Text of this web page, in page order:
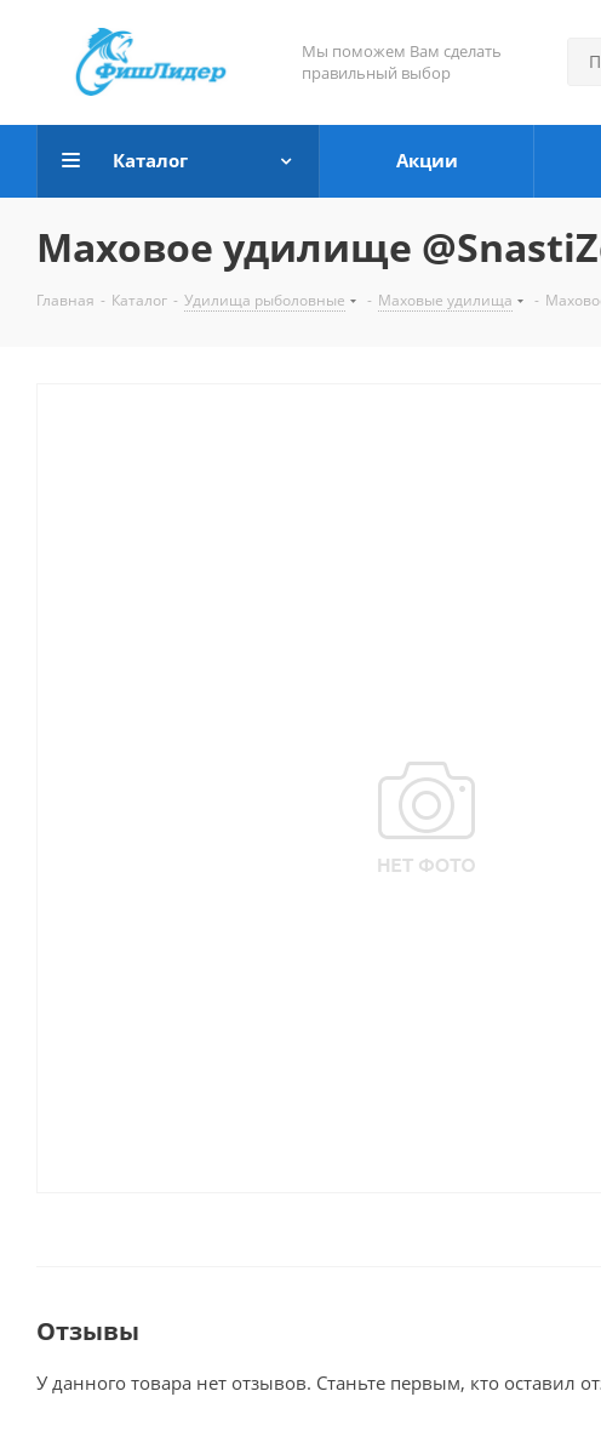
Мы поможем Вам сделать
правильный выбор
Каталог Акции
Маховое удилище
Главная - Каталог - Удилища рыболовные - Маховые удилища -
Отзывы
У данного товара нет отзывов. Станьте первым, кто оставил